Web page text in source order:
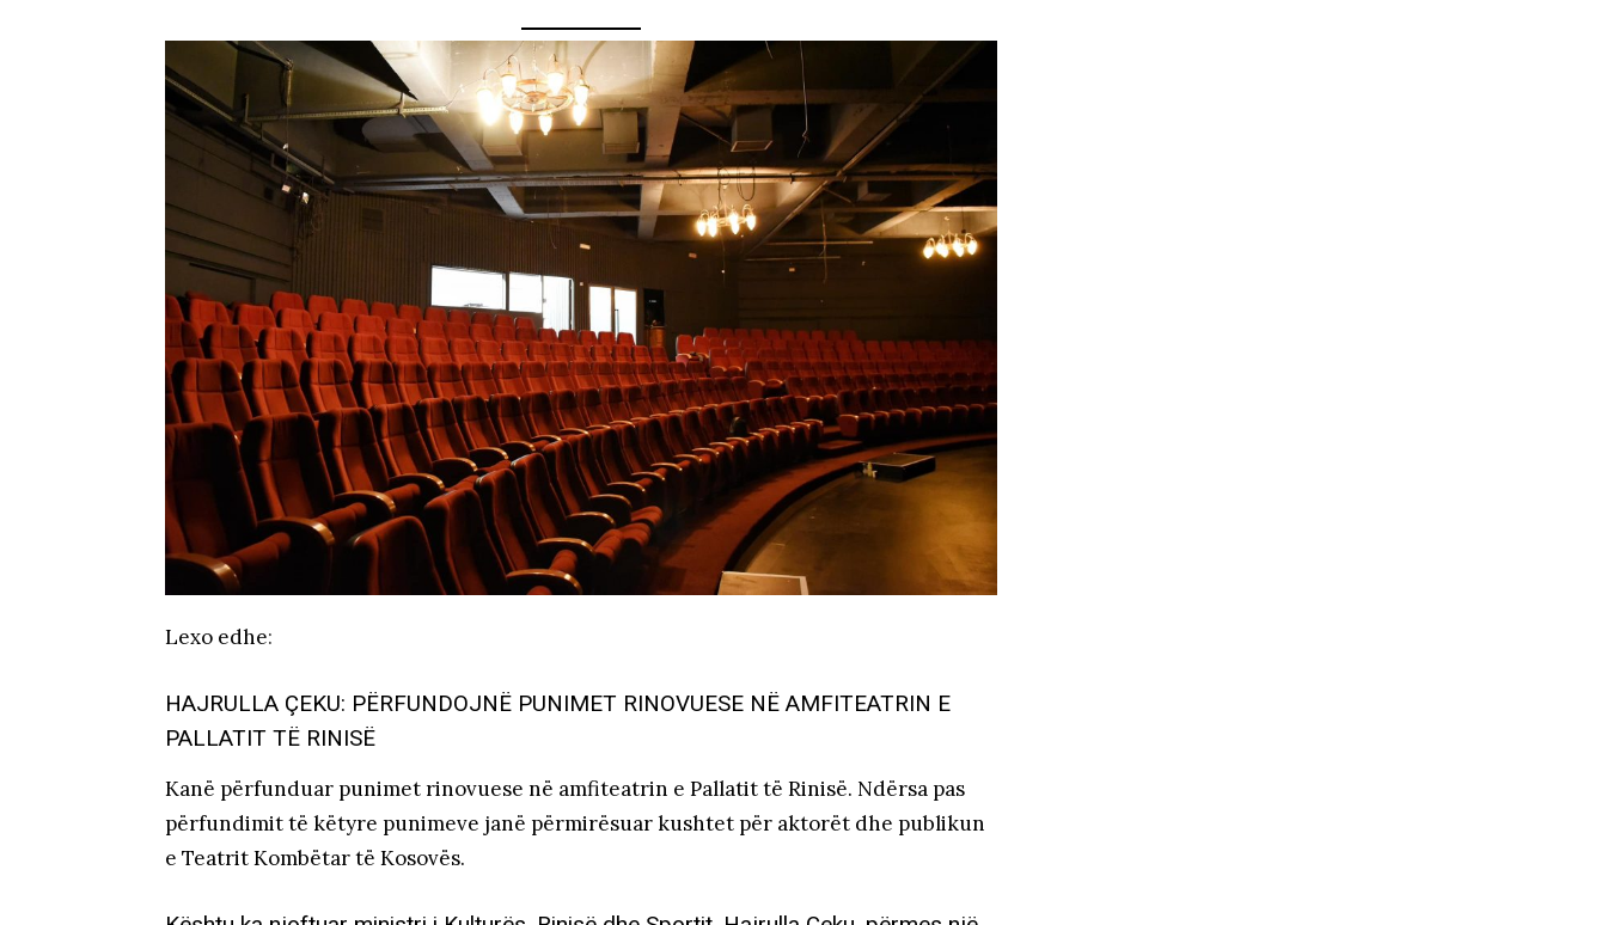
Lexo edhe:
HAJRULLA ÇEKU: PËRFUNDOJNË PUNIMET RINOVUESE NË AMFITEATRIN E
PALLATIT TË RINISË
Kanë përfunduar punimet rinovuese në amfiteatrin e Pallatit të Rinisë. Ndërsa pas
përfundimit të këtyre punimeve janë përmirësuar kushtet për aktorët dhe publikun
e Teatrit Kombëtar të Kosovës.